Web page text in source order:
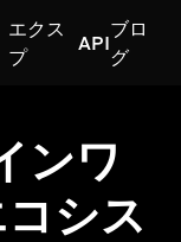
エクス
プ
API
ブロ
グ
ンワ
シス